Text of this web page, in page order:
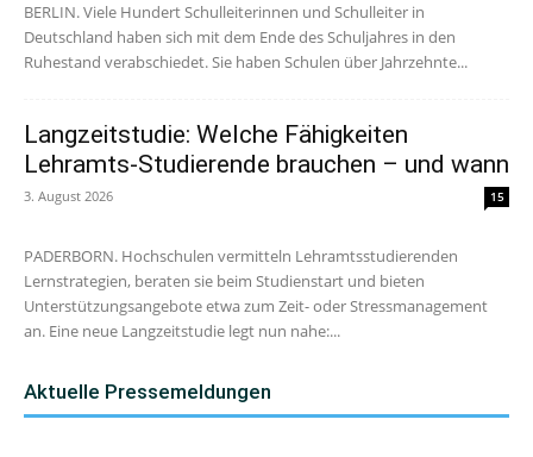
BERLIN. Viele Hundert Schulleiterinnen und Schulleiter in
Deutschland haben sich mit dem Ende des Schuljahres in den
Ruhestand verabschiedet. Sie haben Schulen über Jahrzehnte...
Langzeitstudie: Welche Fähigkeiten
Lehramts-Studierende brauchen – und wann
3. August 2026 15
PADERBORN. Hochschulen vermitteln Lehramtsstudierenden
Lernstrategien, beraten sie beim Studienstart und bieten
Unterstützungsangebote etwa zum Zeit- oder Stressmanagement
an. Eine neue Langzeitstudie legt nun nahe:...
Aktuelle Pressemeldungen